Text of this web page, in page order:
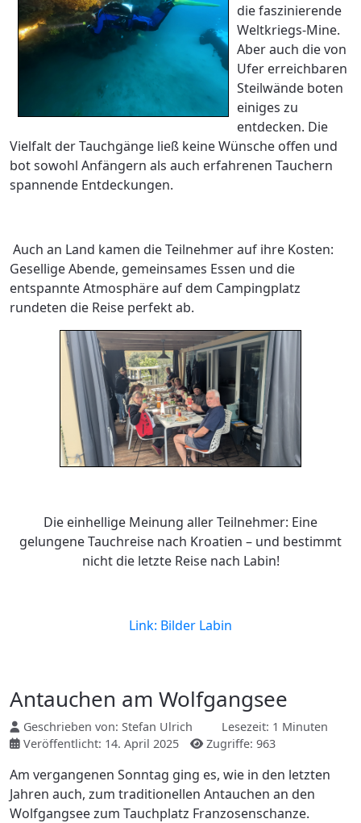
die faszinierende
Weltkriegs-Mine.
Aber auch die von
Ufer erreichbaren
Steilwände boten
einiges zu
entdecken. Die
Vielfalt der Tauchgänge ließ keine Wünsche offen und
bot sowohl Anfängern als auch erfahrenen Tauchern
spannende Entdeckungen.
Auch an Land kamen die Teilnehmer auf ihre Kosten:
Gesellige Abende, gemeinsames Essen und die
entspannte Atmosphäre auf dem Campingplatz
rundeten die Reise perfekt ab.
Die einhellige Meinung aller Teilnehmer: Eine
gelungene Tauchreise nach Kroatien – und bestimmt
nicht die letzte Reise nach Labin!
Link: Bilder Labin
Antauchen am Wolfgangsee
Geschrieben von: Stefan Ulrich
Lesezeit: 1 Minuten
Veröffentlicht: 14. April 2025
Zugriffe: 963
Am vergangenen Sonntag ging es, wie in den letzten
Jahren auch, zum traditionellen Antauchen an den
Wolfgangsee zum Tauchplatz Franzosenschanze.